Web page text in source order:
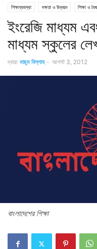
শিক্ষাব্যবস্থা দক্ষতা ও উন্নয়ন শিক্ষা ও
ইংরেজি মাধ্যম
মাধ্যম স্কুলের
দ্বারা মাছুম বিল্লাহ - আগস্ট 3, 2012
বাংলাদেশের শিক্ষা